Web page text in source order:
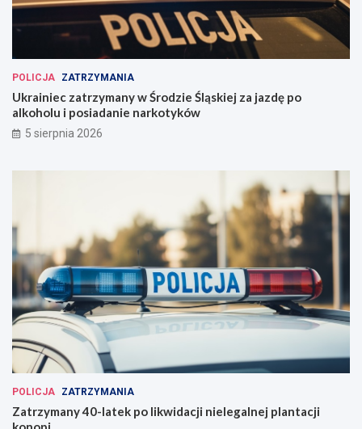
POLICJA ZATRZYMANIA
Ukrainiec zatrzymany w Środzie Śląskiej za jazdę po
alkoholu i posiadanie narkotyków
5 sierpnia 2026
POLICJA ZATRZYMANIA
Zatrzymany 40-latek po likwidacji nielegalnej plantacji